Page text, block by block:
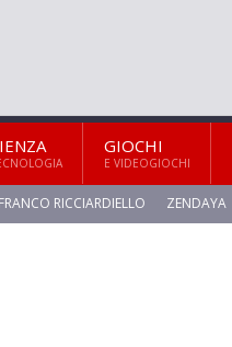
GIOCHI
E VIDEOGIOCHI
FRANCO RICCIARDIELLO ZENDAYA